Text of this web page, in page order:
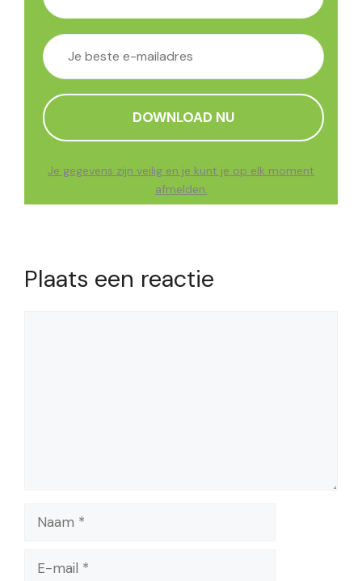
Je gegevens zijn veilig en je kunt je op elk moment
afmelden.
Plaats een reactie
mail